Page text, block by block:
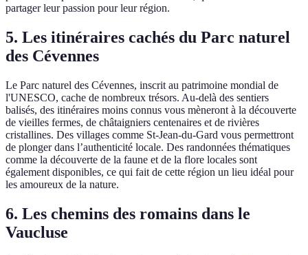
partager leur passion pour leur région.
5. Les itinéraires cachés du Parc naturel
des Cévennes
Le Parc naturel des Cévennes, inscrit au patrimoine mondial de
l'UNESCO, cache de nombreux trésors. Au-delà des sentiers
balisés, des itinéraires moins connus vous mèneront à la découverte
de vieilles fermes, de châtaigniers centenaires et de rivières
cristallines. Des villages comme St-Jean-du-Gard vous permettront
de plonger dans l’authenticité locale. Des randonnées thématiques
comme la découverte de la faune et de la flore locales sont
également disponibles, ce qui fait de cette région un lieu idéal pour
les amoureux de la nature.
6. Les chemins des romains dans le
Vaucluse